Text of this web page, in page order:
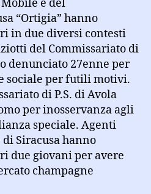
e del
“Ortigia” hanno
in due diversi contesti
del Commissariato di
denunciato 27enne per
sociale per futili motivi.
di P.S. di Avola
per inosservanza agli
speciale. Agenti
Siracusa hanno
due giovani per avere
champagne